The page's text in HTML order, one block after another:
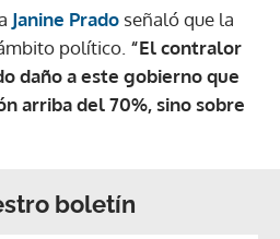
Janine Prado señaló que la
político. “El contralor
daño a este gobierno que
arriba del 70%, sino sobre
boletín